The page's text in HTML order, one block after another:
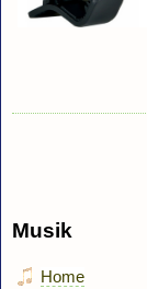
Musik
Home